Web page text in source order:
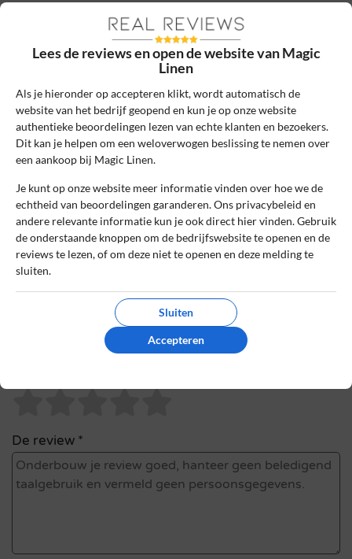
Schrijf een review
Het e-mailadres en bestelnummer worden niet
met *
Naam *
E-mail*
Bestelnummer
De review *
Lees de reviews en open de website van Magic
Linen
Als je hieronder op accepteren klikt, wordt automatisch de
website van het bedrijf geopend en kun je op onze website
authentieke beoordelingen lezen van echte klanten en bezoekers.
Dit kan je helpen om een weloverwogen beslissing te nemen over
een aankoop bij Magic Linen.
Je kunt op onze website meer informatie vinden over hoe we de
echtheid van beoordelingen garanderen. Ons privacybeleid en
andere relevante informatie kun je ook direct hier vinden. Gebruik
de onderstaande knoppen om de bedrijfswebsite te openen en de
reviews te lezen, of om deze niet te openen en deze melding te
sluiten.
Sluiten
Accepteren